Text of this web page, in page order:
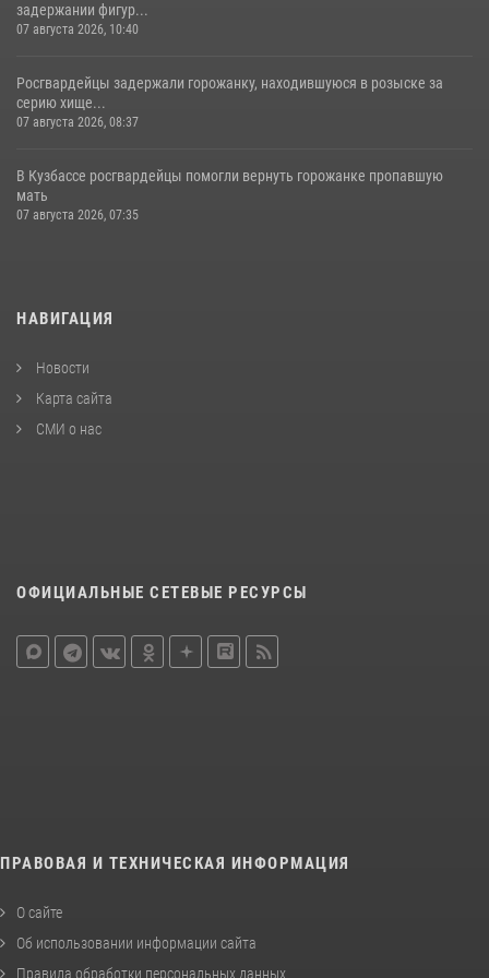
задержании фигур...
07 августа 2026, 10:40
Росгвардейцы задержали горожанку, находившуюся в розыске за
серию хище...
07 августа 2026, 08:37
В Кузбассе росгвардейцы помогли вернуть горожанке пропавшую
мать
07 августа 2026, 07:35
НАВИГАЦИЯ
Новости
Карта сайта
СМИ о нас
ОФИЦИАЛЬНЫЕ СЕТЕВЫЕ РЕСУРСЫ
ПРАВОВАЯ И ТЕХНИЧЕСКАЯ ИНФОРМАЦИЯ
О сайте
Об использовании информации сайта
Правила обработки персональных данных